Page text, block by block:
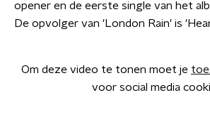
opener en de eerste single van het
De opvolger van 'London Rain' is
Om deze video te tonen moet je
voor social media